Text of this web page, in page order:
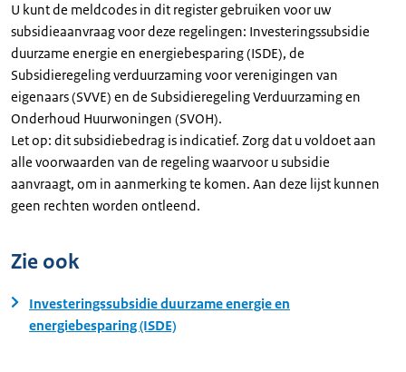
U kunt de meldcodes in dit register gebruiken voor uw
subsidieaanvraag voor deze regelingen: Investeringssubsidie
duurzame energie en energiebesparing (ISDE), de
Subsidieregeling verduurzaming voor verenigingen van
eigenaars (SVVE) en de Subsidieregeling Verduurzaming en
Onderhoud Huurwoningen (SVOH).
Let op: dit subsidiebedrag is indicatief. Zorg dat u voldoet aan
alle voorwaarden van de regeling waarvoor u subsidie
aanvraagt, om in aanmerking te komen. Aan deze lijst kunnen
geen rechten worden ontleend.
Zie ook
Investeringssubsidie duurzame energie en
energiebesparing (ISDE)